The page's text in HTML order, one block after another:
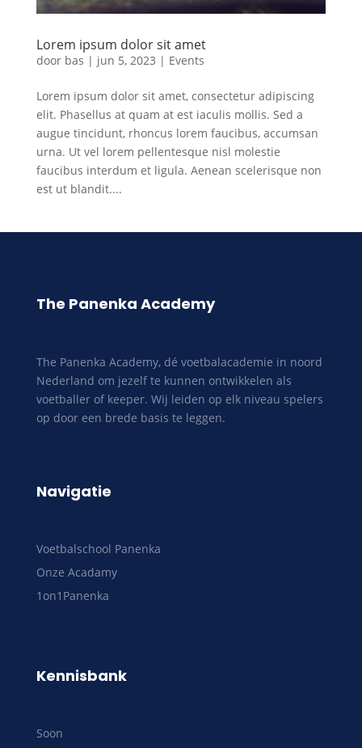
Lorem ipsum dolor sit amet
door bas | jun 5, 2023 | Events
Lorem ipsum dolor sit amet, consectetur adipiscing
elit. Phasellus at quam at est iaculis mollis. Sed a
augue tincidunt, rhoncus lorem faucibus, accumsan
urna. Ut vel lorem pellentesque nisl molestie
faucibus interdum et ligula. Aenean scelerisque non
est ut blandit....
The Panenka Academy
The Panenka Academy, dé voetbalacademie in noord
Nederland om jezelf te kunnen ontwikkelen als
voetballer of keeper. Wij leiden op elk niveau spelers
op door een brede basis te leggen.
Navigatie
Voetbalschool Panenka
Onze Acadamy
1on1Panenka
Kennisbank
Soon